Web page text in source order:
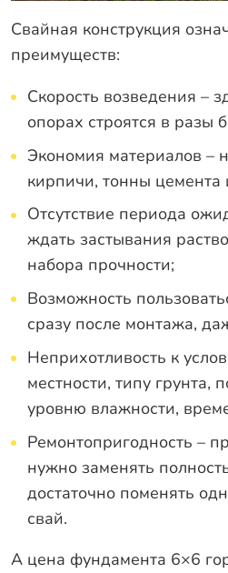
Свайная конструкция
преимуществ:
Скорость возведения –
опорах строятся в разы
Экономия материалов –
кирпичи, тонны цемента
Отсутствие периода
ждать застывания
набора прочности;
Возможность
сразу после монтажа,
Неприхотливость к
местности, типу грунта,
уровню влажности,
Ремонтопригодность –
нужно заменять
достаточно поменять
свай.
А цена фундамента 6×6